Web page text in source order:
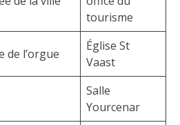
tourisme
de l’orgue
Église St
Vaast
Salle
Yourcenar